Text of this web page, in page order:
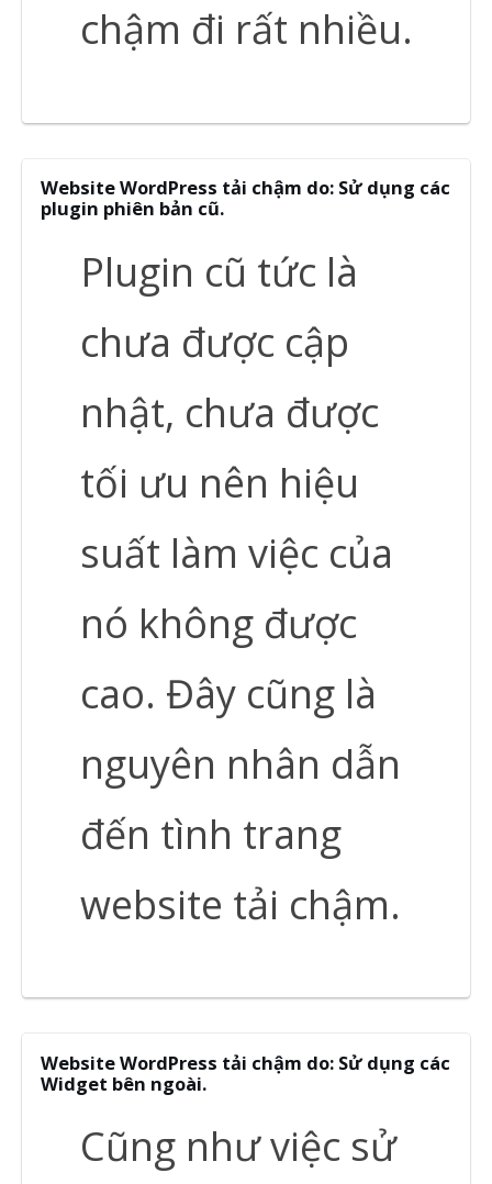
chậm đi rất nhiều.
Website WordPress tải chậm do: Sử dụng các
plugin phiên bản cũ.
Plugin cũ tức là
chưa được cập
nhật, chưa được
tối ưu nên hiệu
suất làm việc của
nó không được
cao. Đây cũng là
nguyên nhân dẫn
đến tình trang
website tải chậm.
Website WordPress tải chậm do: Sử dụng các
Widget bên ngoài.
Cũng như việc sử